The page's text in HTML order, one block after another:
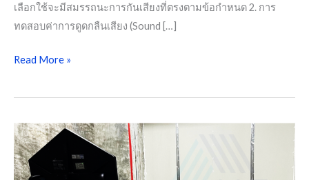
เลือกใช้จะมีสมรรถนะการกันเสียงที่ตรงตามข้อกำหนด 2. การ
ทดสอบค่าการดูดกลืนเสียง (Sound […]
Read More »
การ
ทดสอบ
ค่า